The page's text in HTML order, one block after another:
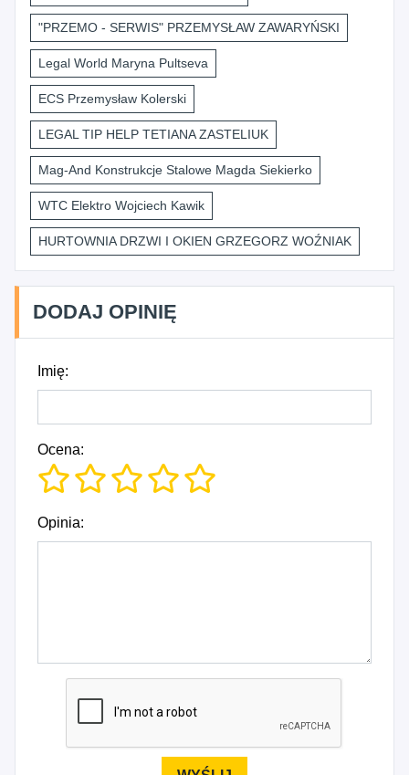
"PRZEMO - SERWIS" PRZEMYSŁAW ZAWARYŃSKI
Legal World Maryna Pultseva
ECS Przemysław Kolerski
LEGAL TIP HELP TETIANA ZASTELIUK
Mag-And Konstrukcje Stalowe Magda Siekierko
WTC Elektro Wojciech Kawik
HURTOWNIA DRZWI I OKIEN GRZEGORZ WOŹNIAK
DODAJ OPINIĘ
Imię:
Ocena:
Opinia: